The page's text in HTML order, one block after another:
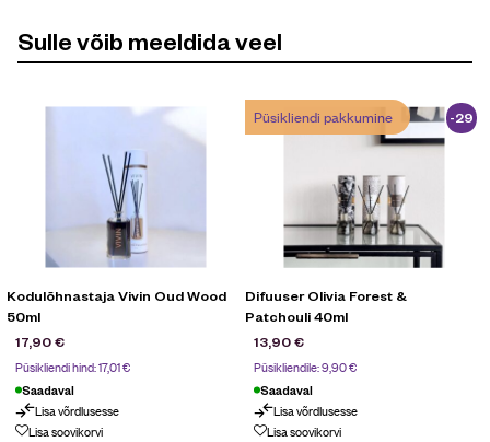
Sulle võib meeldida veel
Kodulõhnastaja Vivin Oud Wood
50ml
17,90€
Püsikliendi hind:17,01€
Saadaval
Lisa võrdlusesse
Lisa soovikorvi
Püsikliendi pakkumine
-29
%
Difuuser Olivia Forest &
Patchouli 40ml
13,90€
Püsikliendile:9,90€
Saadaval
Püsikliendi pakkumine
Lisa võrdlusesse
Lisa soovikorvi